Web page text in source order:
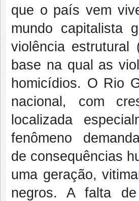
que o país vem
mundo capitalista
violência estrutural
base na qual as
homicídios. O Rio
nacional, com
localizada
fenômeno
de consequências
uma geração,
negros. A falta